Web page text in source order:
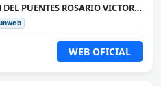
PUENTES ROSARIO VICTORIA
WEB OFICIAL